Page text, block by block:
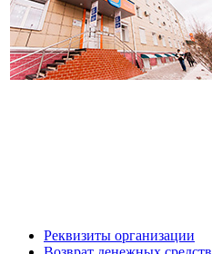
Реквизиты организации